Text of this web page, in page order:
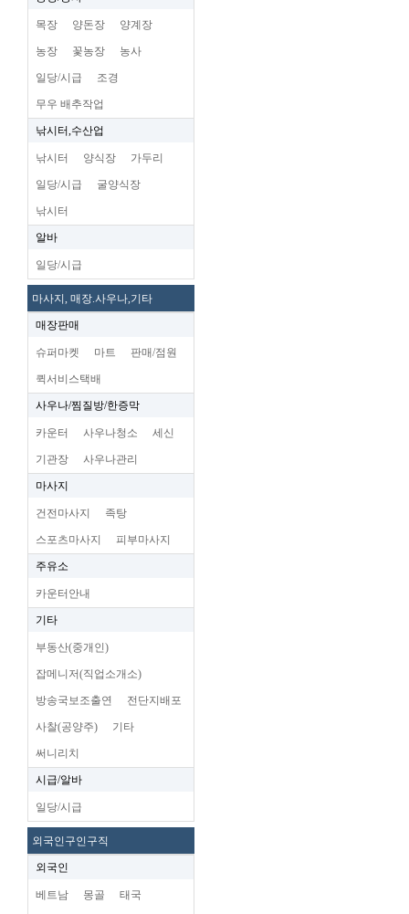
목장 양돈장 양계장
농장 꽃농장 농사
일당/시급 조경
무우 배추작업
낚시터,수산업
낚시터 양식장 가두리
일당/시급 굴양식장
낚시터
알바
일당/시급
마사지, 매장.사우나,기타
매장판매
슈퍼마켓 마트 판매/점원
퀵서비스택배
사우나/찜질방/한증막
카운터 사우나청소 세신
기관장 사우나관리
마사지
건전마사지 족탕
스포츠마사지 피부마사지
주유소
카운터안내
기타
부동산(중개인)
잡메니저(직업소개소)
방송국보조출연 전단지배포
사찰(공양주) 기타
써니리치
시급/알바
일당/시급
외국인구인구직
외국인
베트남 몽골 태국